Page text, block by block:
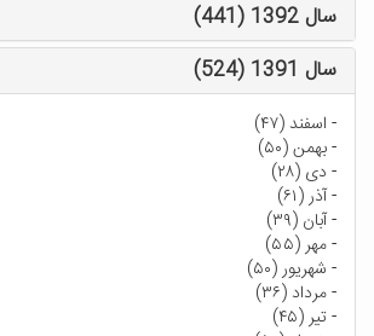
سال 1392 (441)
سال 1391 (524)
- اسفند (۴۷)
-بهمن (۵۰)
- دی (۲۸)
-آذر (۶۱)
-آبان (۳۹)
-مهر (۵۵)
- شهریور (۵۰)
-مرداد (۳۶)
-تیر (۴۵)